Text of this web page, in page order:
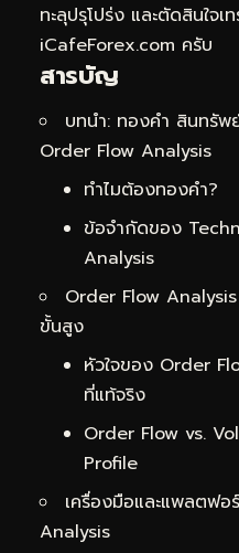
ทะลุปรุโปร่ง และตัดสินใจ
iCafeForex.com ครับ
สารบัญ
บทนำ: ทองคำ สินทรัพ
Order Flow Analysis
ทำไมต้องทองคำ?
ข้อจำกัดของ
Analysis
Order Flow Analysis
ขั้นสูง
หัวใจของ Order
ที่แท้จริง
Order Flow vs.
Profile
เครื่องมือและแพลตฟ
Analysis